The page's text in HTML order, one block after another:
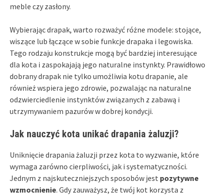
meble czy zasłony.
Wybierając drapak, warto rozważyć różne modele: stojące,
wiszące lub łączące w sobie funkcje drapaka i legowiska.
Tego rodzaju konstrukcje mogą być bardziej interesujące
dla kota i zaspokajają jego naturalne instynkty. Prawidłowo
dobrany drapak nie tylko umożliwia kotu drapanie, ale
również wspiera jego zdrowie, pozwalając na naturalne
odzwierciedlenie instynktów związanych z zabawą i
utrzymywaniem pazurów w dobrej kondycji.
Jak nauczyć kota unikać drapania żaluzji?
Uniknięcie drapania żaluzji przez kota to wyzwanie, które
wymaga zarówno cierpliwości, jak i systematyczności.
Jednym z najskuteczniejszych sposobów jest pozytywne
wzmocnienie. Gdy zauważysz, że twój kot korzysta z